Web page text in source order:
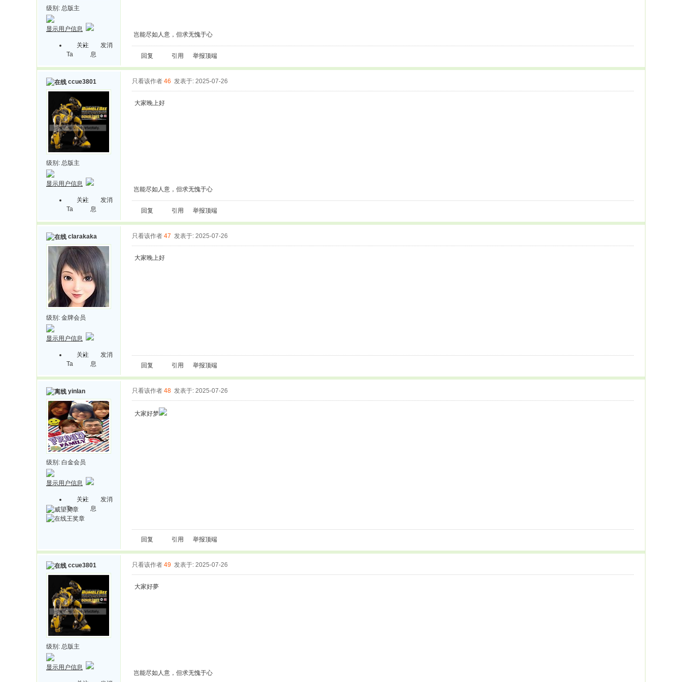
级别: 总版主
显示用户信息
关注
Ta
发消
息
岂能尽如人意，但求无愧于心
回复 引用 举报顶端
ccue3801
级别: 总版主
显示用户信息
关注
Ta
发消
息
只看该作者 46 发表于: 2025-07-26
大家晚上好
岂能尽如人意，但求无愧于心
回复 引用 举报顶端
clarakaka
级别: 金牌会员
显示用户信息
关注
Ta
发消
息
只看该作者 47 发表于: 2025-07-26
大家晚上好
回复 引用 举报顶端
yinlan
级别: 白金会员
显示用户信息
关注
Ta
发消
息
只看该作者 48 发表于: 2025-07-26
大家好梦
回复 引用 举报顶端
ccue3801
级别: 总版主
显示用户信息
只看该作者 49 发表于: 2025-07-26
大家好夢
岂能尽如人意，但求无愧于心